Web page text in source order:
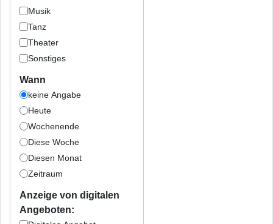
Musik
Tanz
Theater
Sonstiges
Wann
keine Angabe
Heute
Wochenende
Diese Woche
Diesen Monat
Zeitraum
Anzeige von digitalen
Angeboten: